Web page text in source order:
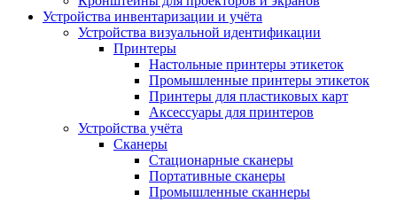
Устройства инвентаризации и учёта
Устройства визуальной идентификации
Принтеры
Настольные принтеры этикеток
Промышленные принтеры этикеток
Принтеры для пластиковых карт
Аксессуары для принтеров
Устройства учёта
Сканеры
Стационарные сканеры
Портативные сканеры
Промышленные сканнеры